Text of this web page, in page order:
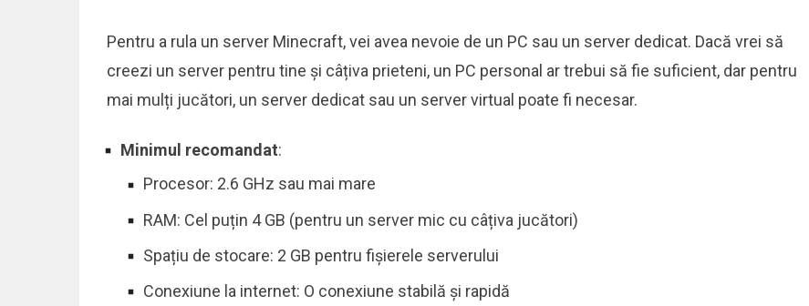
Pentru a rula un server Minecraft, vei avea nevoie de un PC sau un server dedicat. Dacă vrei să
creezi un server pentru tine și câțiva prieteni, un PC personal ar trebui să fie suficient, dar pentru
mai mulți jucători, un server dedicat sau un server virtual poate fi necesar.
Minimul recomandat:
Procesor: 2.6 GHz sau mai mare
RAM: Cel puțin 4 GB (pentru un server mic cu câțiva jucători)
Spațiu de stocare: 2 GB pentru fișierele serverului
Conexiune la internet: O conexiune stabilă și rapidă